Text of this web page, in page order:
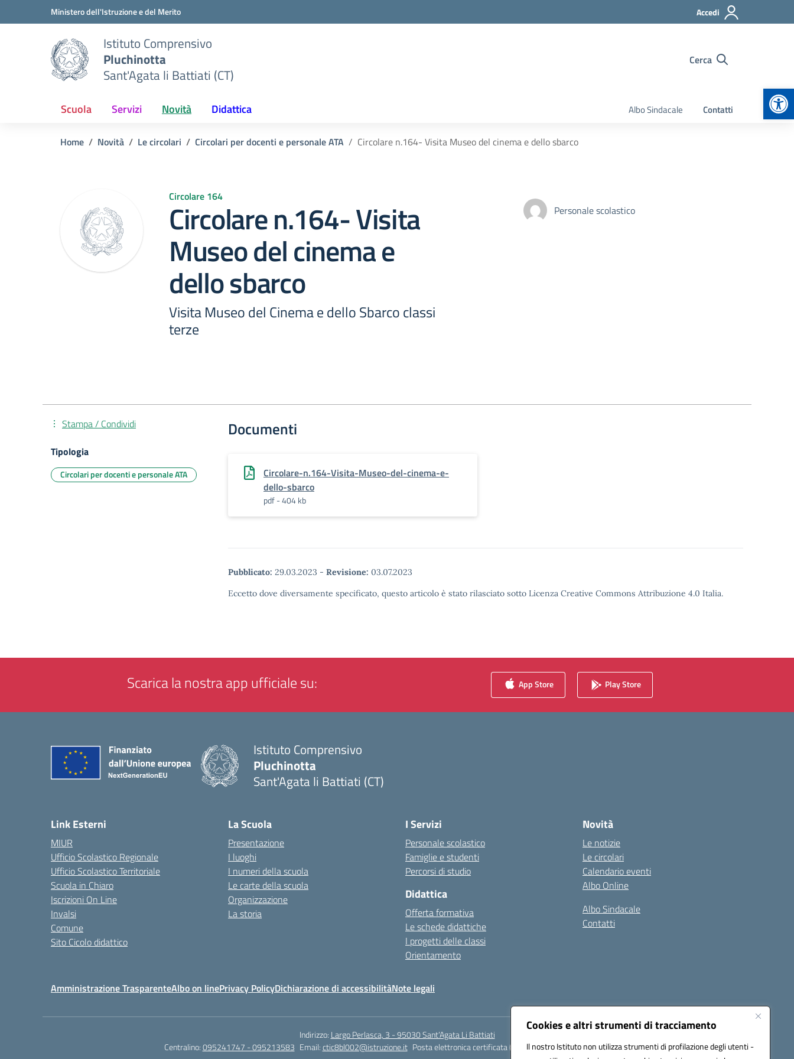
Cookies e altri strumenti di tracciamento
Il nostro Istituto non utilizza strumenti di profilazione degli utenti -
Vai ai contenuti
Vai al menu di navigazioneMinistero dell'Istruzione e del Merito Accedi
Istituto Comprensivo
Pluchinotta
Sant'Agata li Battiati (CT)
Cerca
Scuola Servizi Novità Didattica Albo Sindacale Contatti
Home Novità Le circolari Circolari per docenti e personale ATA Circolare n.164- Visita Museo del cinema e dello sbarco
Circolare 164
Circolare n.164- Visita
Museo del cinema e
dello sbarco
Visita Museo del Cinema e dello Sbarco classi
terze
Personale scolastico
Documenti
Circolare-n.164-Visita-Museo-del-cinema-e-
dello-sbarco
pdf - 404 kb
Pubblicato: 29.03.2023 - Revisione: 03.07.2023
Eccetto dove diversamente specificato, questo articolo è stato rilasciato sotto Licenza Creative Commons Attribuzione 4.0 Italia.
Stampa / Condividi
Tipologia
Circolari per docenti e personale ATA
Scarica la nostra app ufficiale su: App Store Play Store
Istituto Comprensivo
Pluchinotta
Sant'Agata li Battiati (CT)
Link Esterni
MIUR
Ufficio Scolastico Regionale
Ufficio Scolastico Territoriale
Scuola in Chiaro
Iscrizioni On Line
Invalsi
Comune
Sito Cicolo didattico
La Scuola
Presentazione
I luoghi
I numeri della scuola
Le carte della scuola
Organizzazione
La storia
I Servizi
Personale scolastico
Famiglie e studenti
Percorsi di studio
Didattica
Offerta formativa
Le schede didattiche
I progetti delle classi
Orientamento
Novità
Le notizie
Le circolari
Calendario eventi
Albo Online
Albo Sindacale
Contatti
Amministrazione TrasparenteAlbo on linePrivacy PolicyDichiarazione di accessibilitàNote legali
Indirizzo: Largo Perlasca, 3 - 95030 Sant’Agata Li Battiati
Centralino:095241747 - 095213583 Email:ctic8bl002@istruzione.it Posta elettronica certificata (PEC):ctic8bl002@pec.istruzione.it